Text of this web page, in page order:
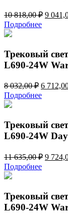
10 818,00₽
818,00
9
Подробнее
Трековый
L690-24W
8 032,00₽
цена
032,00
6
Подробнее
Трековый
L690-24W
11 635,00₽
635,00
9
Подробнее
Трековый
L690-24W